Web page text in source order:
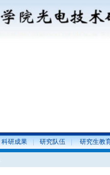
科研成果 研究队伍 研究生教